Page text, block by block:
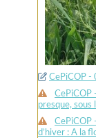
CePiCOP -
CePiCOP
presque, sous
CePiCOP
d’hiver : A la